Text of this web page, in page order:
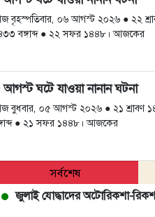
বৃহস্পতিবার, ০৬ আগস্ট ২০২৬ ● ২২
বঙ্গাব্দ ● ২২ সফর ১৪৪৮। আজকের
ঘটে যাওয়া নানান ঘটনা
বুধবার, ০৫ আগস্ট ২০২৬ ● ২১ শ্রাবণ
● ২১ সফর ১৪৪৮। আজকের
সর্বশেষ
জুলাই যোদ্ধাদের অটোরিকশা-